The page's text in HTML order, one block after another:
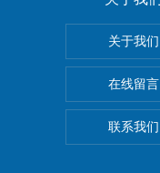
关于我们
在线留言
联系我们